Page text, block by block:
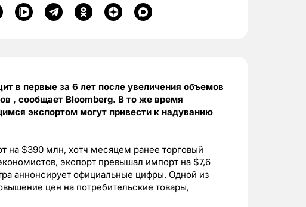
в первые за 6 лет после увеличения объемов
, сообщает Bloomberg. В то же время
экспортом могут привести к надуванию
на $390 млн, хотч месяцем ранее торговый
экспорт превышал импорт на $7,6
аннонсирует официальные цифры. Одной из
цен на потребительские товары,